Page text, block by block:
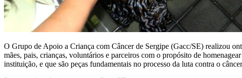
O Grupo de Apoio a Criança com Câncer de Sergipe (Gacc/SE) realizou
mães, pais, crianças, voluntários e parceiros com o propósito de
instituição, e que são peças fundamentais no processo da luta contra o